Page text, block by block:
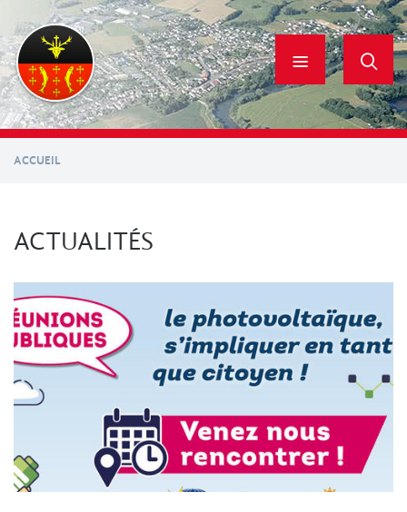
contenu
principal
ACCUEIL
ACTUALITÉS